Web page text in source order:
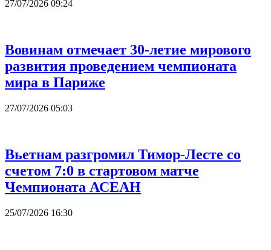
27/07/2026 09:24
Вовинам отмечает 30-летие мирового
развития проведением чемпионата
мира в Париже
27/07/2026 05:03
Вьетнам разгромил Тимор-Лесте со
счетом 7:0 в стартовом матче
Чемпионата АСЕАН
25/07/2026 16:30